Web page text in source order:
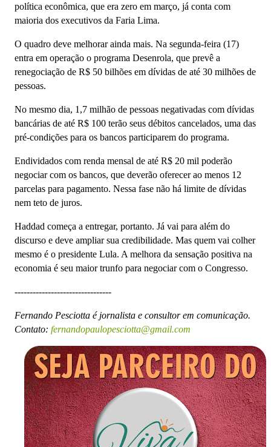
política econômica, que era zero em março, já conta com
maioria dos executivos da Faria Lima.
O quadro deve melhorar ainda mais. Na segunda-feira (17)
entra em operação o programa Desenrola, que prevê a
renegociação de R$ 50 bilhões em dívidas de até 30 milhões de
pessoas.
No mesmo dia, 1,7 milhão de pessoas negativadas com dívidas
bancárias de até R$ 100 terão seus débitos cancelados, uma das
pré-condições para os bancos participarem do programa.
Endividados com renda mensal de até R$ 20 mil poderão
negociar com os bancos, que deverão oferecer ao menos 12
parcelas para pagamento. Nessa fase não há limite de dívidas
nem teto de juros.
Haddad começa a entregar, portanto. Já vai para além do
discurso e deve ampliar sua credibilidade. Mas quem vai colher
mesmo é o presidente Lula. A melhora da sensação positiva na
economia é seu maior trunfo para negociar com o Congresso.
--------------------------------
Fernando Pesciotta é jornalista e consultor em comunicação.
Contato: fernandopaulopesciotta@gmail.com